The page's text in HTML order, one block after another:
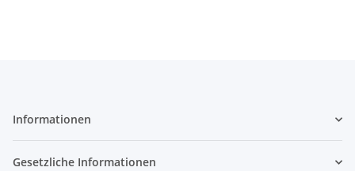
Informationen
Gesetzliche Informationen